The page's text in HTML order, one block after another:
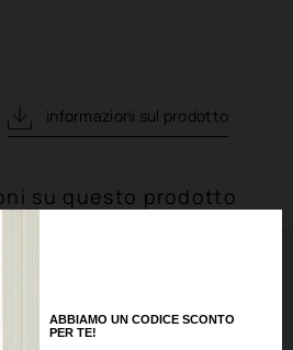
informazioni sul prodotto
su questo prodotto
ABBIAMO UN CODICE SCONTO
PER TE!